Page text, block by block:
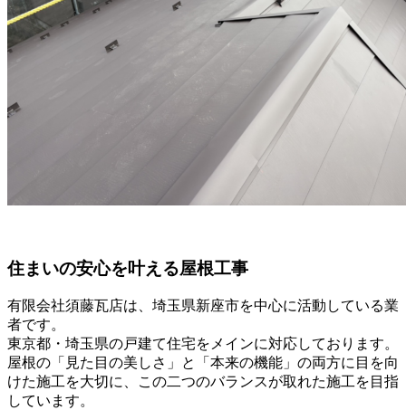
住まいの安心を叶える屋根工事
有限会社須藤瓦店は、埼玉県新座市を中心に活動している業
者です。
東京都・埼玉県の戸建て住宅をメインに対応しております。
屋根の「見た目の美しさ」と「本来の機能」の両方に目を向
けた施工を大切に、この二つのバランスが取れた施工を目指
しています。